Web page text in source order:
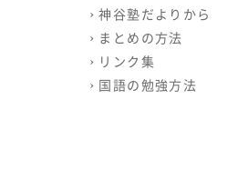
› 神谷塾だよりから
› まとめの方法
› リンク集
› 国語の勉強方法